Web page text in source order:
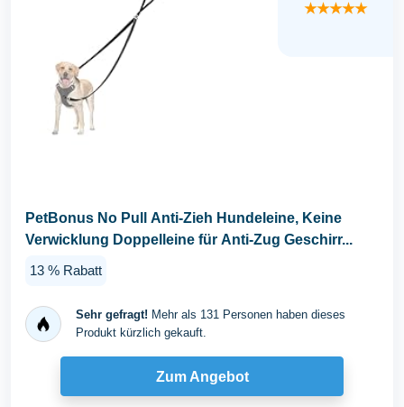
★★★★★
PetBonus No Pull Anti-Zieh Hundeleine, Keine
Verwicklung Doppelleine für Anti-Zug Geschirr...
13 % Rabatt
Sehr gefragt! Mehr als 131 Personen haben dieses
Produkt kürzlich gekauft.
Zum Angebot